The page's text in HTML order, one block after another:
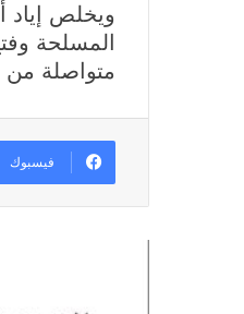
ويخلص إياد
المسلحة
متواصلة من
فيسبوك